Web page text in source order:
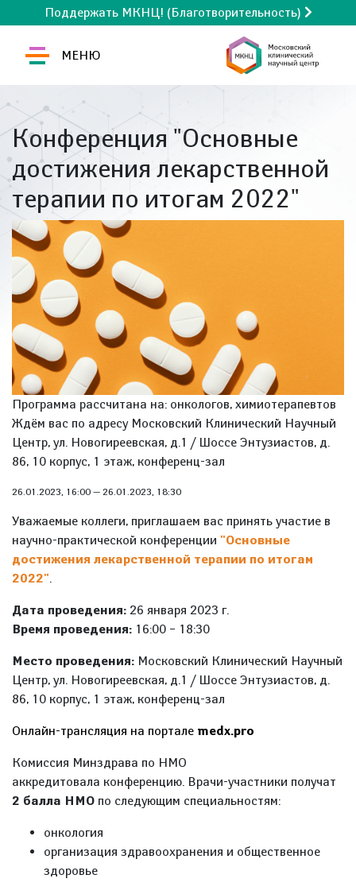
Поддержать МКНЦ! (Благотворительность)
МЕНЮ
Конференция "Основные
достижения лекарственной
терапии по итогам 2022"
Программа рассчитана на: онкологов, химиотерапевтов
Ждём вас по адресу Московский Клинический Научный
Центр, ул. Новогиреевская, д.1 / Шоссе Энтузиастов, д.
86, 10 корпус, 1 этаж, конференц-зал
26.01.2023, 16:00 — 26.01.2023, 18:30
Уважаемые коллеги, приглашаем вас принять участие в
научно-практической конференции "Основные
достижения лекарственной терапии по итогам
2022".
Дата проведения: 26 января 2023 г.
Время проведения: 16:00 – 18:30
Место проведения: Московский Клинический Научный
Центр, ул. Новогиреевская, д.1 / Шоссе Энтузиастов, д.
86, 10 корпус, 1 этаж, конференц-зал
Онлайн-трансляция на портале medx.pro
Комиссия Минздрава по НМО
аккредитовала конференцию. Врачи-участники получат
2 балла НМО по следующим специальностям:
онкология
организация здравоохранения и общественное
здоровье